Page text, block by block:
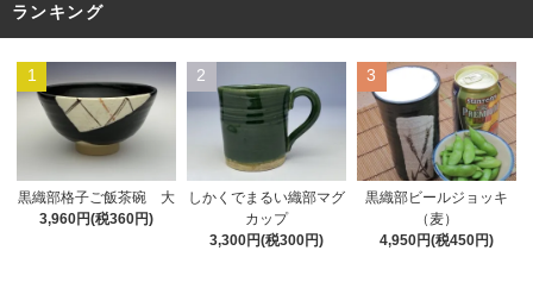
ランキング
1
黒織部格子ご飯茶碗 大
3,960円(税360円)
2
しかくでまるい織部マグ
カップ
3,300円(税300円)
3
黒織部ビールジョッキ
（麦）
4,950円(税450円)